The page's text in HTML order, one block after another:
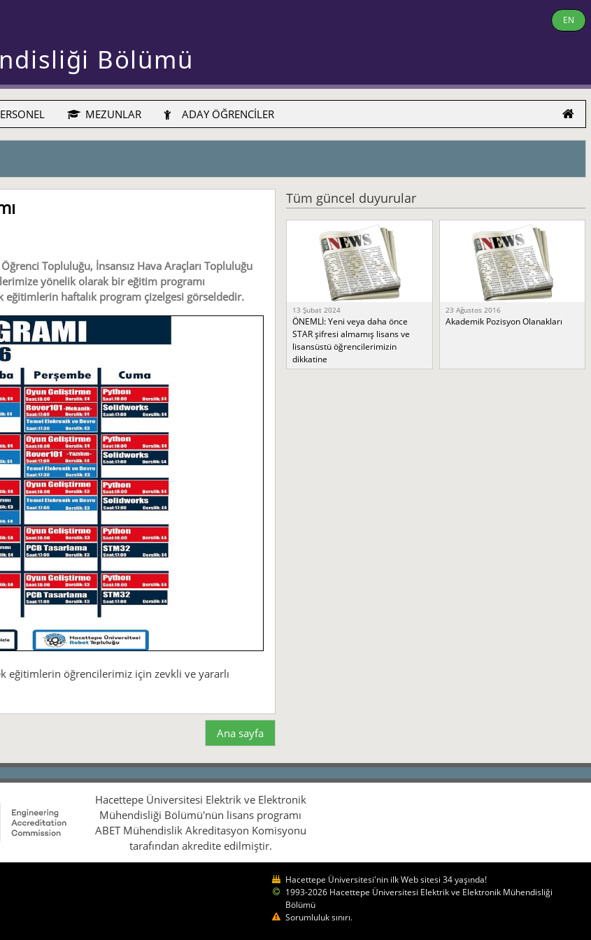
EN
Bölümü
MEZUNLAR ADAY ÖĞRENCİLER
Topluluğu, İnsansız Hava Araçları Topluluğu
yönelik olarak bir eğitim programı
eğitimlerin haftalık program çizelgesi görseldedir.
eğitimlerin öğrencilerimiz için zevkli ve yararlı
Ana sayfa
Tüm güncel duyurular
13 Şubat 2024
ÖNEMLİ: Yeni veya daha önce
STAR şifresi almamış lisans ve
lisansüstü öğrencilerimizin
dikkatine
23 Ağustos 2016
Akademik Pozisyon Olanakları
Hacettepe Üniversitesi Elektrik ve Elektronik
Mühendisliği Bölümü'nün lisans programı
ABET Mühendislik Akreditasyon Komisyonu
tarafından akredite edilmiştir.
Hacettepe Üniversitesi'nin ilk Web sitesi 34 yaşında!
1993-2026 Hacettepe Üniversitesi Elektrik ve Elektronik Mühendisliği
Bölümü
Sorumluluk sınırı.